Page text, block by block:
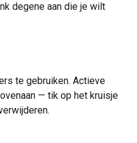
degene aan die je wilt
te gebruiken. Actieve
— tik op het kruisje